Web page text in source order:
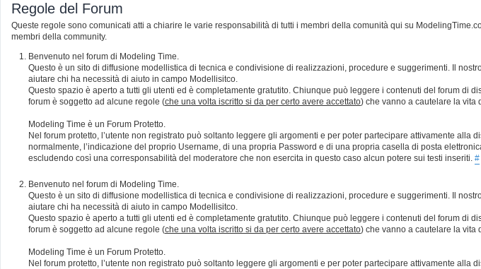
Regole del Forum
Queste regole sono comunicati atti a chiarire le varie responsabilità di tutti i membri della comunità qui su
membri della community.
Benvenuto nel forum di Modeling Time.
Questo è un sito di diffusione modellistica di tecnica e condivisione di realizzazioni, procedure e suggerimenti. Il
aiutare chi ha necessità di aiuto in campo Modellisitco.
Questo spazio è aperto a tutti gli utenti ed è completamente gratutito. Chiunque può leggere i contenuti del forum di
forum è soggetto ad alcune regole (che una volta iscritto si da per certo avere accettato) che vanno a cautelare la vita
Modeling Time è un Forum Protetto.
Nel forum protetto, l’utente non registrato può soltanto leggere gli argomenti e per poter partecipare attivamente
normalmente, l’indicazione del proprio Username, di una propria Password e di una propria casella di posta
escludendo così una corresponsabilità del moderatore che non esercita in questo caso alcun potere sui testi inseriti. #
Benvenuto nel forum di Modeling Time.
Questo è un sito di diffusione modellistica di tecnica e condivisione di realizzazioni, procedure e suggerimenti. Il
aiutare chi ha necessità di aiuto in campo Modellisitco.
Questo spazio è aperto a tutti gli utenti ed è completamente gratutito. Chiunque può leggere i contenuti del forum di
forum è soggetto ad alcune regole (che una volta iscritto si da per certo avere accettato) che vanno a cautelare la vita
Modeling Time è un Forum Protetto.
Nel forum protetto, l’utente non registrato può soltanto leggere gli argomenti e per poter partecipare attivamente